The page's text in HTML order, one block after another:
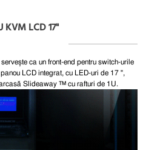
KVM LCD 17"
ca un front-end pentru switch-urile
LCD integrat, cu LED-uri de 17 ",
Slideaway ™ cu rafturi de 1U.